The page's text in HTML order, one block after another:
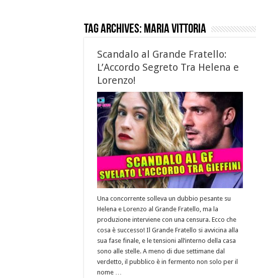
Tag Archives: maria vittoria
Scandalo al Grande Fratello:
L’Accordo Segreto Tra Helena e
Lorenzo!
Una concorrente solleva un dubbio pesante su
Helena e Lorenzo al Grande Fratello, ma la
produzione interviene con una censura. Ecco che
cosa è successo! Il Grande Fratello si avvicina alla
sua fase finale, e le tensioni all’interno della casa
sono alle stelle. A meno di due settimane dal
verdetto, il pubblico è in fermento non solo per il
nome …